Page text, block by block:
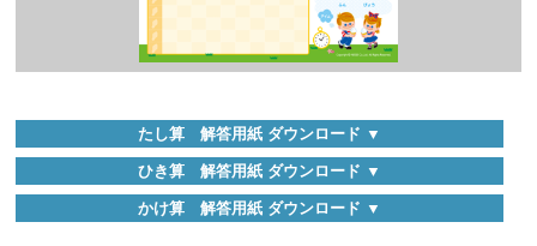
たし算 解答用紙 ダウンロード ▼
ひき算 解答用紙 ダウンロード ▼
かけ算 解答用紙 ダウンロード ▼